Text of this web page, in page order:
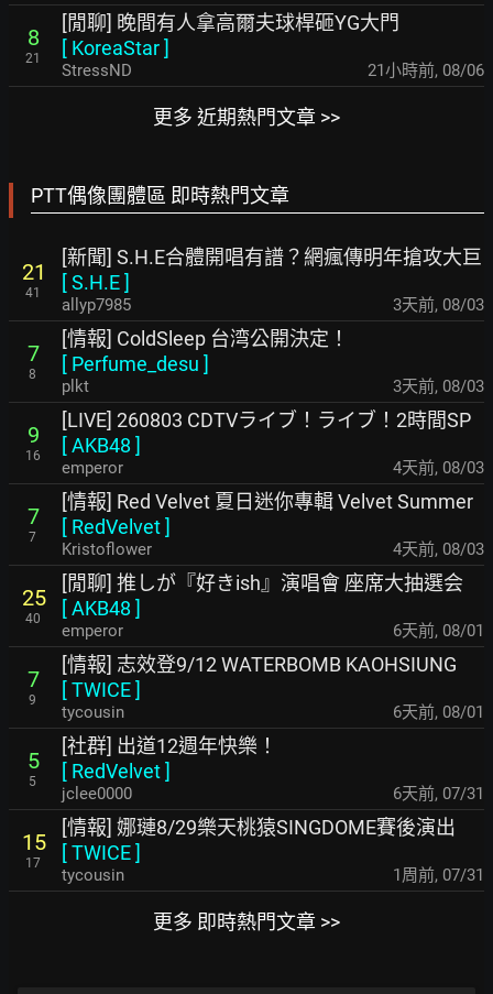
8
21
[閒聊] 晚間有人拿高爾夫球桿砸YG大門
[ KoreaStar]
StressND 21小時前, 08/06
更多 近期熱門文章 >>
PTT偶像團體區 即時熱門文章
21
41
[新聞] S.H.E合體開唱有譜？網瘋傳明年搶攻大巨
[S.H.E]
allyp7985 3天前, 08/03
7
8
[情報] ColdSleep 台湾公開決定！
[ Perfume_desu ]
plkt 3天前, 08/03
9
16
[LIVE] 260803 CDTVライブ！ライブ！2時間SP
[AKB48 ]
emperor 4天前, 08/03
7
7
[情報] Red Velvet 夏日迷你專輯 Velvet Summer
[ RedVelvet]
Kristoflower 4天前, 08/03
25
40
[閒聊] 推しが『好きish』演唱會 座席大抽選会
[AKB48 ]
emperor 6天前, 08/01
7
9
[情報] 志效登9/12 WATERBOMB KAOHSIUNG
[TWICE]
tycousin 6天前, 08/01
5
5
[社群] 出道12週年快樂！
[ RedVelvet]
jclee0000 6天前, 07/31
15
17
[情報] 娜璉8/29樂天桃猿SINGDOME賽後演出
[TWICE]
tycousin 1周前, 07/31
更多 即時熱門文章 >>